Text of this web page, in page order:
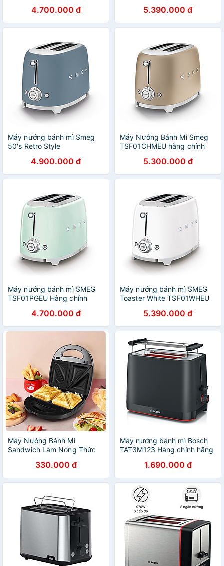
4.700.000 đ 5.390.000 đ
Máy nướng bánh mì Smeg
50's Retro Style
4.900.000 đ
Máy Nướng Bánh Mì Smeg
TSF01CHMEU hàng chính
5.300.000 đ
Máy nướng bánh mì SMEG
TSF01PGEU Hàng chính
4.700.000 đ
Máy nướng bánh mì SMEG
Toaster White TSF01WHEU
5.390.000 đ
Máy Nướng Bánh Mì
Sandwich Làm Nóng Thức
Dễ Sử Dụng - Hàng Nhập
Khẩu
330.000 đ
Máy nướng bánh mì Bosch
TAT3M123 Hàng chính hãng
1.690.000 đ